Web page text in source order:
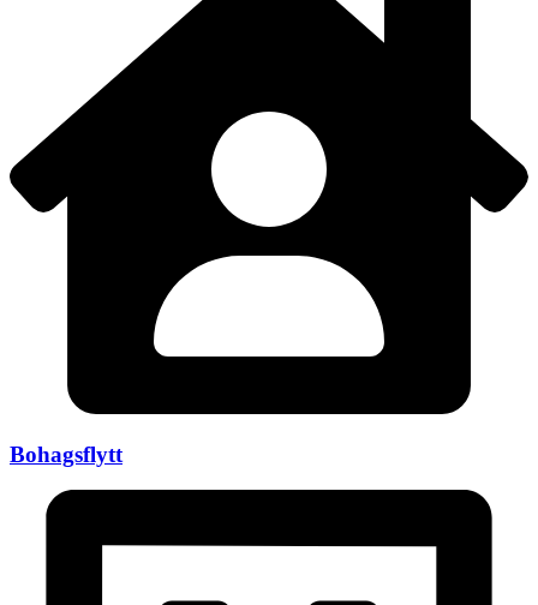
Bohagsflytt